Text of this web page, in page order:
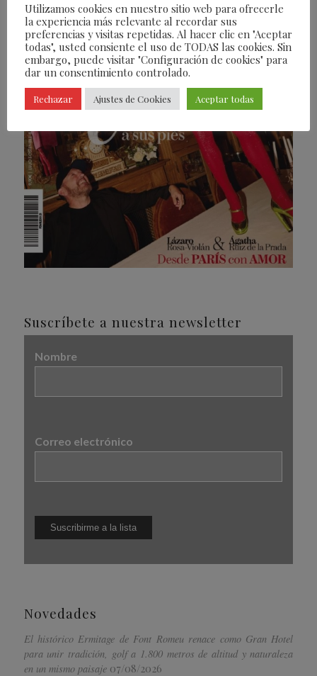
Suscríbete a nuestra newsletter
Nombre
Correo electrónico
Novedades
El histórico Ermitage de Font Romeu renace como Gran Hotel
para unir tradición, golf a 1.800 metros de altitud y naturaleza
en un mismo paisaje 07/08/2026
Utilizamos cookies en nuestro sitio web para ofrecerle
la experiencia más relevante al recordar sus
preferencias y visitas repetidas. Al hacer clic en "Aceptar
todas", usted consiente el uso de TODAS las cookies. Sin
embargo, puede visitar "Configuración de cookies" para
dar un consentimiento controlado.
Rechazar Ajustes de Cookies Aceptar todas